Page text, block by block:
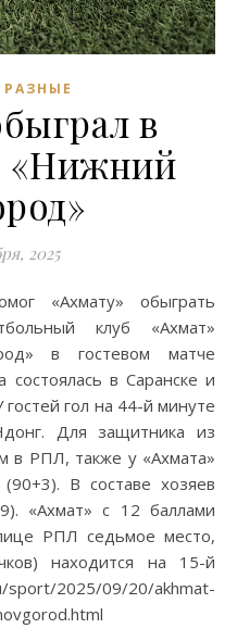
в
«Нижний
2025
клуб «Ахмат»
в гостевом матче
в Саранске и
гол на 44-й минуте
Для защитника из
в РПЛ, также у «Ахмата»
В составе хозяев
«Ахмат» с 12 баллами
РПЛ седьмое место,
находится на 15-й
2025/09/20/akhmat-